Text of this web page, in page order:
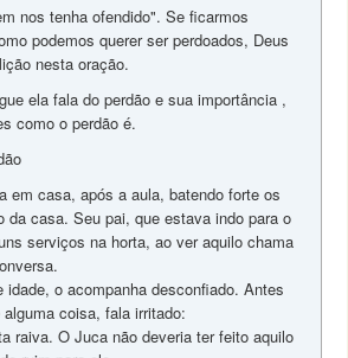
nos tenha ofendido". Se ficarmos
podemos querer ser perdoados, Deus
nesta oração.
ela fala do perdão e sua importância ,
como o perdão é.
em casa, após a aula, batendo forte os
da casa. Seu pai, que estava indo para o
serviços na horta, ao ver aquilo chama
idade, o acompanha desconfiado. Antes
coisa, fala irritado:
raiva. O Juca não deveria ter feito aquilo